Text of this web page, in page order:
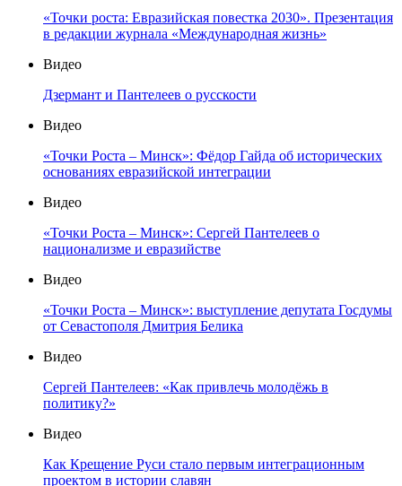
«Точки роста: Евразийская повестка 2030». Презентация
в редакции журнала «Международная жизнь»
Видео
Дзермант и Пантелеев о русскости
Видео
«Точки Роста – Минск»: Фёдор Гайда об исторических
основаниях евразийской интеграции
Видео
«Точки Роста – Минск»: Сергей Пантелеев о
национализме и евразийстве
Видео
«Точки Роста – Минск»: выступление депутата Госдумы
от Севастополя Дмитрия Белика
Видео
Сергей Пантелеев: «Как привлечь молодёжь в
политику?»
Видео
Как Крещение Руси стало первым интеграционным
проектом в истории славян